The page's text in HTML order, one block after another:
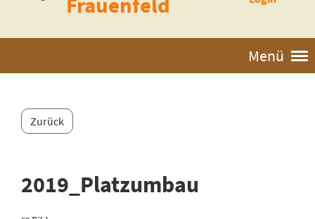
Menü
Zurück
2019_Platzumbau